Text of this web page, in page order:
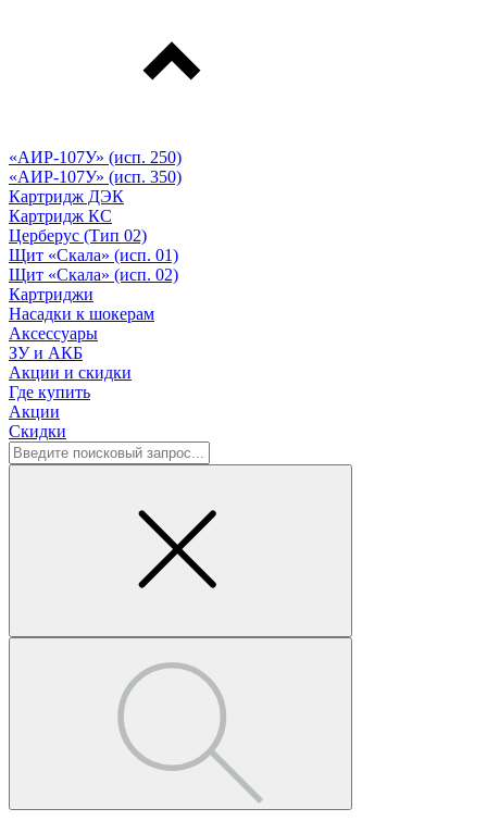
«АИР-107У» (исп. 250)
«АИР-107У» (исп. 350)
Картридж ДЭК
Картридж КС
Церберус (Тип 02)
Щит «Скала» (исп. 01)
Щит «Скала» (исп. 02)
Картриджи
Насадки к шокерам
Аксессуары
ЗУ и АКБ
Акции и скидки
Где купить
Акции
Скидки